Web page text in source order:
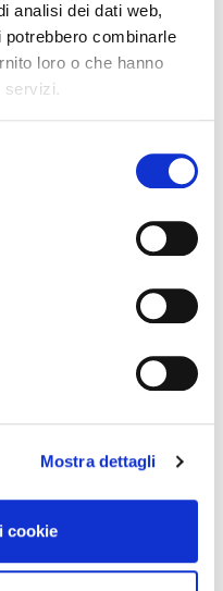
analisi dei dati web,
combinarle
loro o che hanno
servizi.
Mostra dettagli
cookie
e festività incluse,
07 agosto 2026
18.00 SERVIZIO ATTIVO
fino al termine del servizio.
brescia,07 agosto 2026
22 agosto 2026 compreso